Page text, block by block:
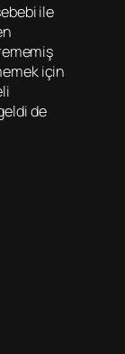
ile
için
de